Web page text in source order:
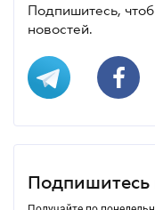
Подпишитесь,
новостей.
Подпишитесь